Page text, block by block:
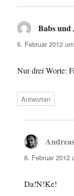
Babs und
6. Februar 2012
Nur drei Worte:
Antworten
Andreas
6. Februar 2012
Da!N!Ke!